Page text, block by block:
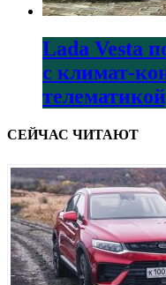
Lada Vesta
с климат-
СЕЙЧАС ЧИТАЮТ